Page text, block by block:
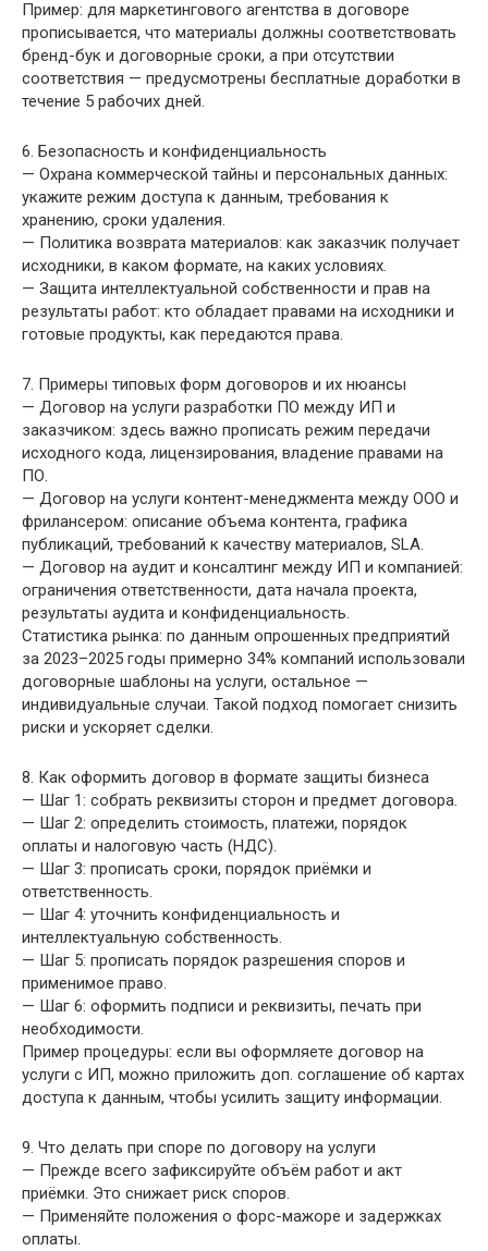
Пример: для маркетингового агентства в договоре
прописывается, что материалы должны соответствовать
бренд-бук и договорные сроки, а при отсутствии
соответствия — предусмотрены бесплатные доработки в
течение 5 рабочих дней.
6. Безопасность и конфиденциальность
— Охрана коммерческой тайны и персональных данных:
укажите режим доступа к данным, требования к
хранению, сроки удаления.
— Политика возврата материалов: как заказчик получает
исходники, в каком формате, на каких условиях.
— Защита интеллектуальной собственности и прав на
результаты работ: кто обладает правами на исходники и
готовые продукты, как передаются права.
7. Примеры типовых форм договоров и их нюансы
— Договор на услуги разработки ПО между ИП и
заказчиком: здесь важно прописать режим передачи
исходного кода, лицензирования, владение правами на
ПО.
— Договор на услуги контент-менеджмента между ООО и
фрилансером: описание объема контента, графика
публикаций, требований к качеству материалов, SLA.
— Договор на аудит и консалтинг между ИП и компанией:
ограничения ответственности, дата начала проекта,
результаты аудита и конфиденциальность.
Статистика рынка: по данным опрошенных предприятий
за 2023–2025 годы примерно 34% компаний использовали
договорные шаблоны на услуги, остальное —
индивидуальные случаи. Такой подход помогает снизить
риски и ускоряет сделки.
8. Как оформить договор в формате защиты бизнеса
— Шаг 1: собрать реквизиты сторон и предмет договора.
— Шаг 2: определить стоимость, платежи, порядок
оплаты и налоговую часть (НДС).
— Шаг 3: прописать сроки, порядок приёмки и
ответственность.
— Шаг 4: уточнить конфиденциальность и
интеллектуальную собственность.
— Шаг 5: прописать порядок разрешения споров и
применимое право.
— Шаг 6: оформить подписи и реквизиты, печать при
необходимости.
Пример процедуры: если вы оформляете договор на
услуги с ИП, можно приложить доп. соглашение об картах
доступа к данным, чтобы усилить защиту информации.
9. Что делать при споре по договору на услуги
— Прежде всего зафиксируйте объём работ и акт
приёмки. Это снижает риск споров.
— Применяйте положения о форс-мажоре и задержках
оплаты.